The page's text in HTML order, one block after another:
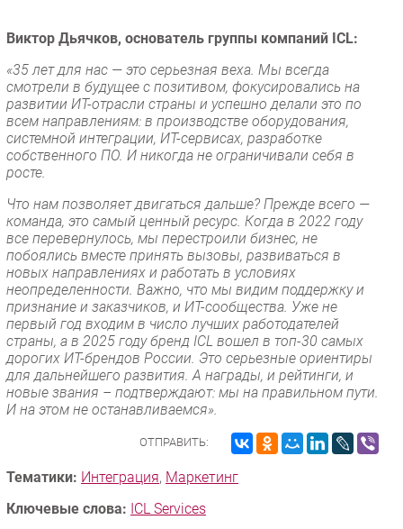
Виктор Дьячков, основатель группы компаний ICL:
«35 лет для нас — это серьезная веха. Мы всегда
смотрели в будущее с позитивом, фокусировались на
развитии ИТ-отрасли страны и успешно делали это по
всем направлениям: в производстве оборудования,
системной интеграции, ИТ-сервисах, разработке
собственного ПО. И никогда не ограничивали себя в
росте.
Что нам позволяет двигаться дальше? Прежде всего —
команда, это самый ценный ресурс. Когда в 2022 году
все перевернулось, мы перестроили бизнес, не
побоялись вместе принять вызовы, развиваться в
новых направлениях и работать в условиях
неопределенности. Важно, что мы видим поддержку и
признание и заказчиков, и ИТ-сообщества. Уже не
первый год входим в число лучших работодателей
страны, а в 2025 году бренд ICL вошел в топ-30 самых
дорогих ИТ-брендов России. Это серьезные ориентиры
для дальнейшего развития. А награды, и рейтинги, и
новые звания – подтверждают: мы на правильном пути.
И на этом не останавливаемся».
ОТПРАВИТЬ:
Тематики: Интеграция, Маркетинг
Ключевые слова: ICL Services